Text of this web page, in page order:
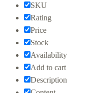
SKU
Rating
Price
Stock
Availability
Add to cart
Description